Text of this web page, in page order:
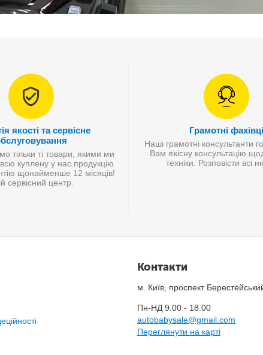
якості та сервісне
тільки ті товари, якими ми
куплену у нас продукцію
щонайменше 12 місяців!
сервісний центр.
Грамотні фахівці
Наші грамотні консультанти
Вам якісну консультацію
техніки. Розповісти всі
Контакти
м. Київ, проспект
Пн-НД 9.00 - 18.00
autobabysale@gmail.com
Переглянути на карті